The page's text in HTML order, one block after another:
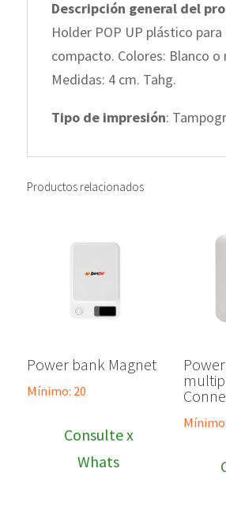
Descripción general del
Holder POP UP plástico para
compacto. Colores: Blanco o
Medidas: 4 cm. Tahg.
Tipo de impresión:
Productos relacionados
Power bank Magnet
Mínimo: 20
Consulte x
Whats